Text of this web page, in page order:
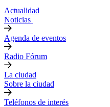
Actualidad
Noticias
Agenda de eventos
Radio Fórum
La ciudad
Sobre la ciudad
Teléfonos de interés